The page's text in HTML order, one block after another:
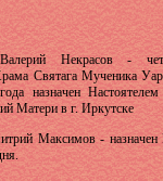
Некрасов -
Святага Мученика
назначен
Матери в г. Иркутске
Максимов -